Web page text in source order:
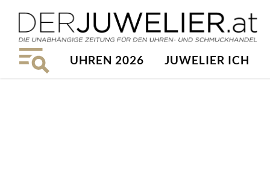
UHREN 2026 JUWELIER ICH